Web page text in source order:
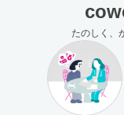
たのしく、